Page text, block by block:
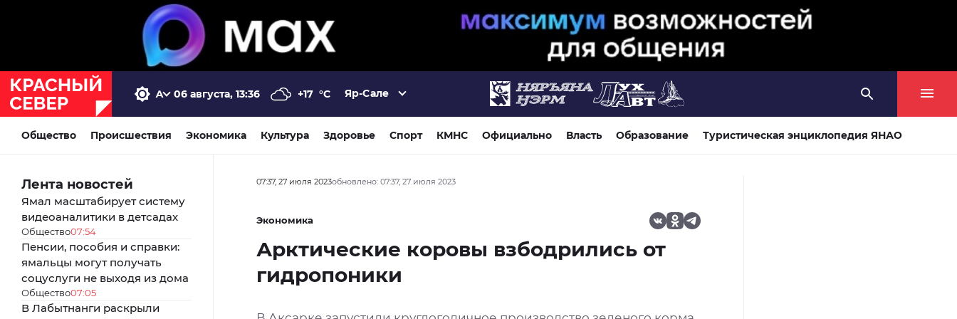
06 августа, 13:36 +17 °C Яр-Сале
Общество Происшествия Экономика Культура Здоровье Спорт КМНС Официально Власть Образование Туристическая энциклопедия ЯНАО
Лента новостей
Ямал масштабирует систему
видеоаналитики в детсадах
Общество07:54
Пенсии, пособия и справки:
ямальцы могут получать
соцуслуги не выходя из дома
Общество07:05
В Лабытнанги раскрыли
07:37, 27 июля 2023обновлено: 07:37, 27 июля 2023
Экономика
Арктические коровы взбодрились от
гидропоники